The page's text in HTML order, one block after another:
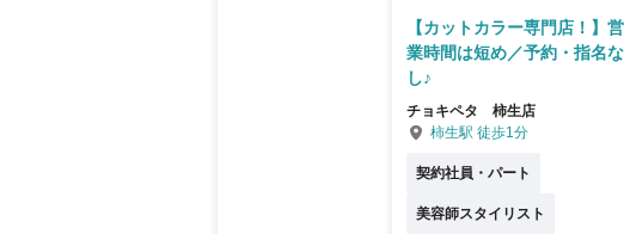
【カットカラー専門店！】営
業時間は短め／予約・指名な
し♪
チョキペタ 柿生店
柿生駅 徒歩1分
契約社員・パート
美容師スタイリスト